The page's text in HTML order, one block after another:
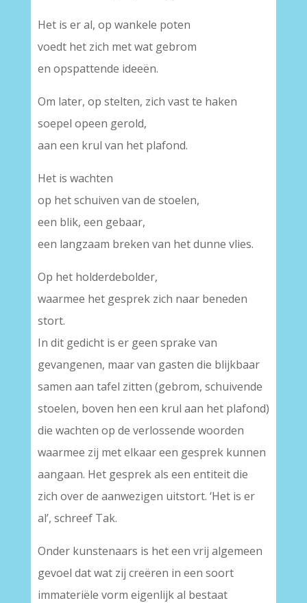
Het is er al, op wankele poten
voedt het zich met wat gebrom
en opspattende ideeën.
Om later, op stelten, zich vast te haken
soepel opeen gerold,
aan een krul van het plafond.
Het is wachten
op het schuiven van de stoelen,
een blik, een gebaar,
een langzaam breken van het dunne vlies.
Op het holderdebolder,
waarmee het gesprek zich naar beneden
stort.
In dit gedicht is er geen sprake van
gevangenen, maar van gasten die blijkbaar
samen aan tafel zitten (gebrom, schuivende
stoelen, boven hen een krul aan het plafond)
die wachten op de verlossende woorden
waarmee zij met elkaar een gesprek kunnen
aangaan. Het gesprek als een entiteit die
zich over de aanwezigen uitstort. ‘Het is er
al’, schreef Tak.
Onder kunstenaars is het een vrij algemeen
gevoel dat wat zij creëren in een soort
immateriële vorm eigenlijk al bestaat